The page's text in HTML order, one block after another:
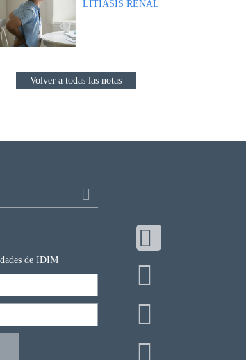
LITIASIS RENAL
Volver a todas las notas
de IDIM